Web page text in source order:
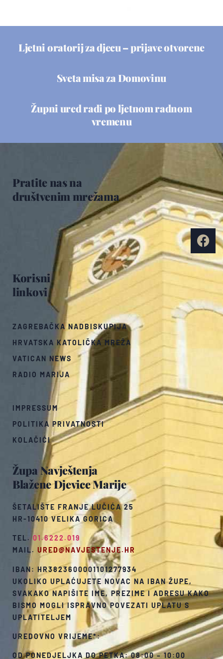
Ljetni oratorij za djecu – prijave otvorene
Sveta misa za Domovinu
Župni ured radi po ljetnom radnom
vremenu
Župa Navještenja
Blažene Djevice Marije
ŠETALIŠTE FRANJE LUČIĆA 25
HR-10410 VELIKA GORICA
TEL.01.6222.019
MAIL. URED@NAVJESTENJE.HR
IBAN: HR3823600001101277934
UKOLIKO UPLAĆUJETE NOVAC NA IBAN ŽUPE,
SVAKAKO NAPIŠITE IME, PREZIME I ADRESU KAKO
BISMO MOGLI ISPRAVNO POVEZATI UPLATU S
UPLATITELJEM
UREDOVNO VRIJEME*:
OD PONEDJELJKA DO PETKA: 08:00 – 10:00
Korisni
linkovi
ZAGREBAČKA NADBISKUPIJA
HRVATSKA KATOLIČKA MREŽA
VATICAN NEWS
RADIO MARIJA
IMPRESSUM
POLITIKA PRIVATNOSTI
KOLAČIĆI
Pratite nas na
društvenim mrežama